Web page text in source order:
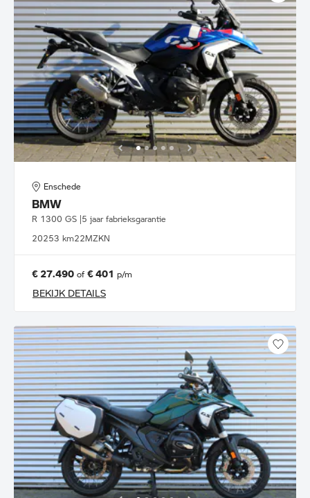
Enschede
BMW
R 1300 GS |5 jaar fabrieksgarantie
20253 km22MZKN
€ 27.490 of € 401 p/m
BEKIJK DETAILS